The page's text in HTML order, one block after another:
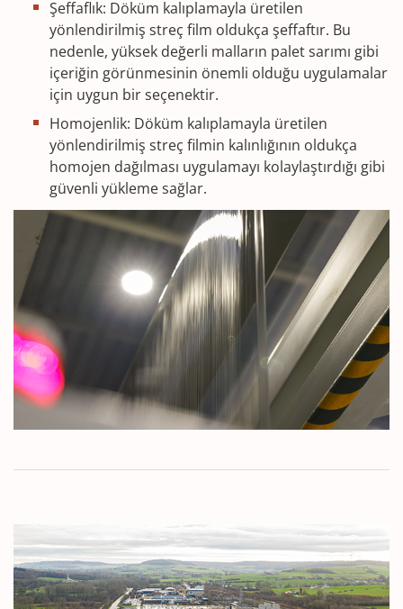
Şeffaflık: Döküm kalıplamayla üretilen
yönlendirilmiş streç film oldukça şeffaftır. Bu
nedenle, yüksek değerli malların palet sarımı gibi
içeriğin görünmesinin önemli olduğu uygulamalar
için uygun bir seçenektir.
Homojenlik: Döküm kalıplamayla üretilen
yönlendirilmiş streç filmin kalınlığının oldukça
homojen dağılması uygulamayı kolaylaştırdığı gibi
güvenli yükleme sağlar.